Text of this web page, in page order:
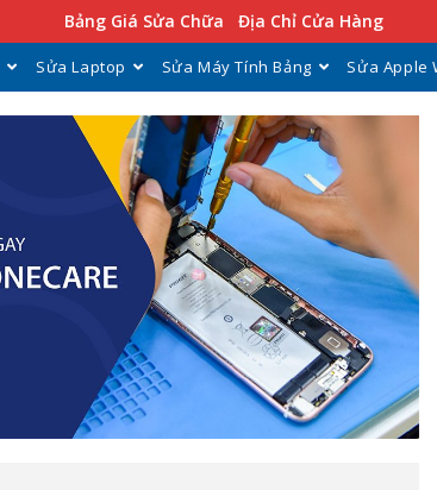
Bảng Giá Sửa Chữa Địa Chỉ Cửa Hàng
Sửa Laptop Sửa Máy Tính Bảng Sửa Apple